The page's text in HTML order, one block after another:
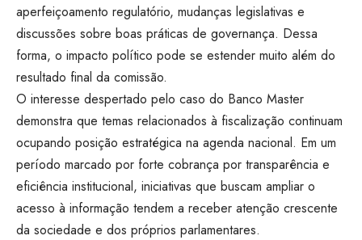
aperfeiçoamento regulatório, mudanças legislativas e
discussões sobre boas práticas de governança. Dessa
forma, o impacto político pode se estender muito além do
resultado final da comissão.
O interesse despertado pelo caso do Banco Master
demonstra que temas relacionados à fiscalização continuam
ocupando posição estratégica na agenda nacional. Em um
período marcado por forte cobrança por transparência e
eficiência institucional, iniciativas que buscam ampliar o
acesso à informação tendem a receber atenção crescente
da sociedade e dos próprios parlamentares.